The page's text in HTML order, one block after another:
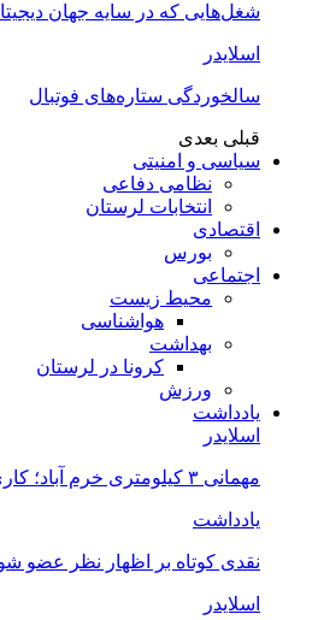
شغل‌‌هایی که در سایه جهان
اسلایدر
سالخوردگی ستاره‌های فوتبال
قبلی بعدی
سیاسی و امنیتی
نظامی دفاعی
انتخابات لرستان
اقتصادی
بورس
اجتماعی
محیط زیست
هواشناسی
بهداشت
کرونا در لرستان
ورزش
یادداشت
اسلایدر
مهمانی ۳ کیلومتری خرم آباد؛ کاری بزرگ با چند نقد کوچک
یادداشت
نقدی کوتاه بر اظهار نظر عضو
اسلایدر